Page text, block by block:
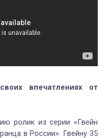
впечатлениях от
ролик из серии «Гвейн
в России». Гвейну 35